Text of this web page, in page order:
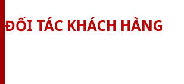
ĐỐI TÁC KHÁCH HÀNG